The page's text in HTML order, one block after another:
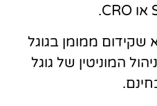
שקידום ממומן בגוגל
המוניטין של גוגל